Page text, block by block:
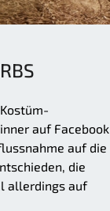
auf Facebook
auf die
die
allerdings auf